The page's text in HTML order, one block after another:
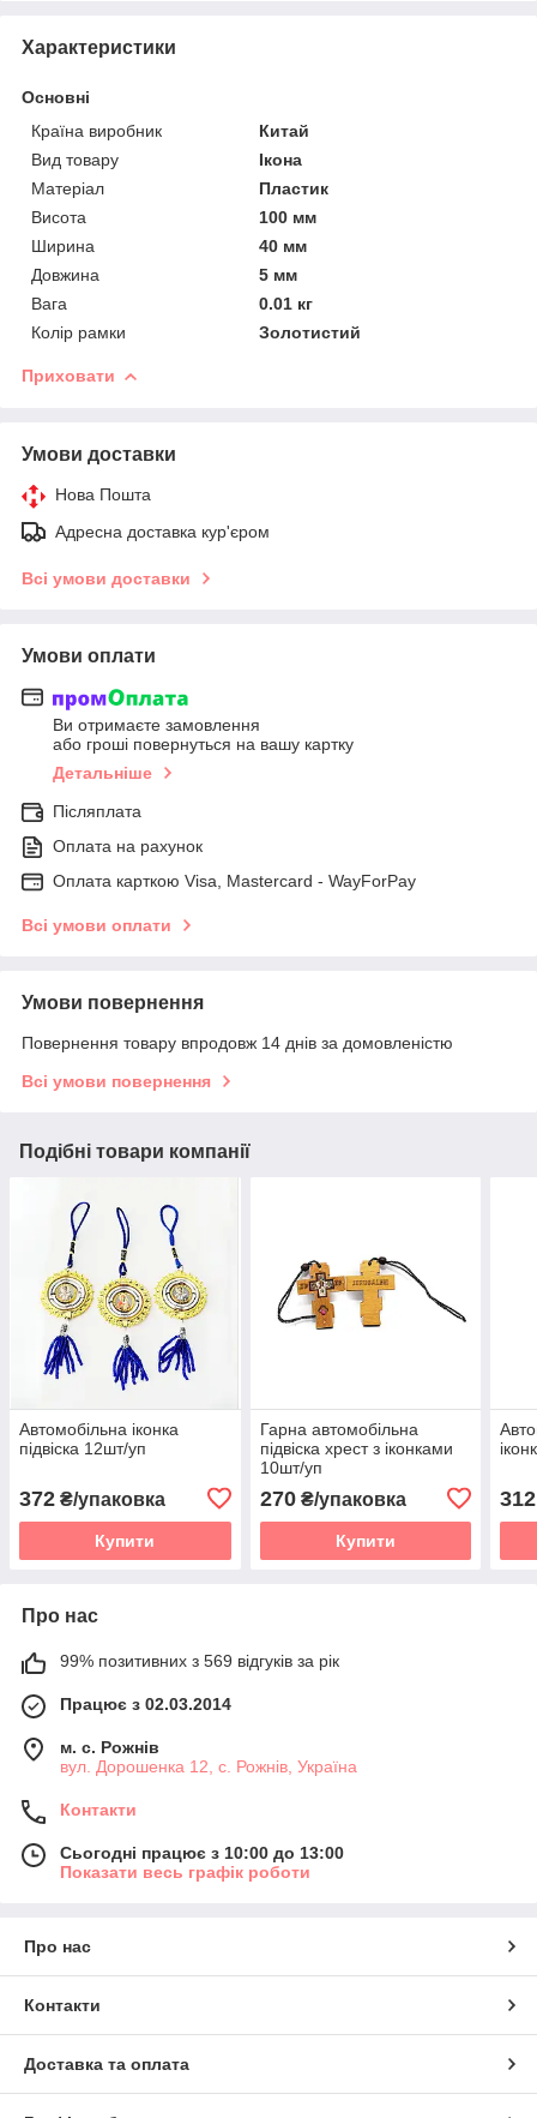
Характеристики
Основні
Країна виробник
Китай
Вид товару
Ікона
Матеріал
Пластик
Висота
100 мм
Ширина
40 мм
Довжина
5 мм
Вага
0.01 кг
Колір рамки
Золотистий
Приховати
Умови доставки
Нова Пошта
Адресна доставка кур'єром
Всі умови доставки
Умови оплати
Ви отримаєте замовлення
або гроші повернуться на вашу картку
Детальніше
Післяплата
Оплата на рахунок
Оплата карткою Visa, Mastercard - WayForPay
Всі умови оплати
Умови повернення
Повернення товару впродовж 14 днів за домовленістю
Всі умови повернення
Подібні товари компанії
Автомобільна іконка
підвіска 12шт/уп
372 ₴/упаковка
Купити
Гарна автомобільна
підвіска хрест з іконками
10шт/уп
270₴/упаковка
Купити
312
Про нас
99% позитивних з 569 відгуків за рік
Працює з 02.03.2014
м. с. Рожнів
вул. Дорошенка 12, с. Рожнів, Україна
Контакти
Сьогодні працює з 10:00 до 13:00
Показати весь графік роботи
Про нас
Контакти
Доставка та оплата